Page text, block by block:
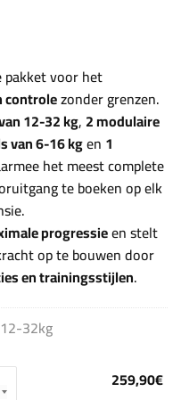
voor het
controlezonder grenzen.
12-32 kg, 2 modulaire
van 6-16 kgen 1
het meest complete
te boeken op elk
progressieen stelt
op te bouwen door
en trainingsstijlen.
32kg
259,90€